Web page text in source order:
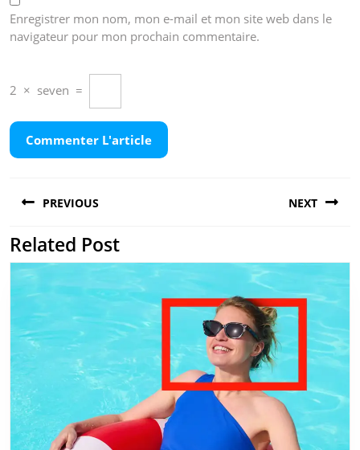
Enregistrer mon nom, mon e-mail et mon site web dans le
navigateur pour mon prochain commentaire.
2 × seven =
de
l’article
PREVIOUS
Previous
post:
NEXT
post:
Related Post